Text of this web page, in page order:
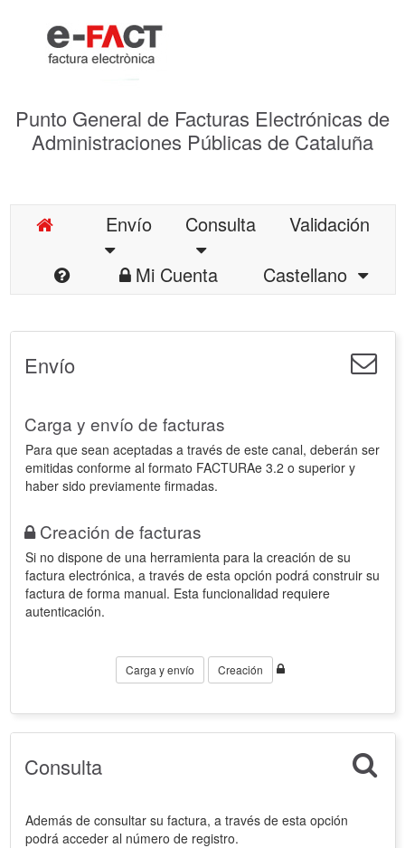
Punto General de Facturas Electrónicas de
Administraciones Públicas de Cataluña
Envío Consulta
Validación
Mi Cuenta
Castellano
Envío
Carga y envío de facturas
Para que sean aceptadas a través de este canal, deberán ser
emitidas conforme al formato FACTURAe 3.2 o superior y
haber sido previamente firmadas.
Creación de facturas
Si no dispone de una herramienta para la creación de su
factura electrónica, a través de esta opción podrá construir su
factura de forma manual. Esta funcionalidad requiere
autenticación.
Carga y envío Creación
Consulta
Además de consultar su factura, a través de esta opción
podrá acceder al número de registro.